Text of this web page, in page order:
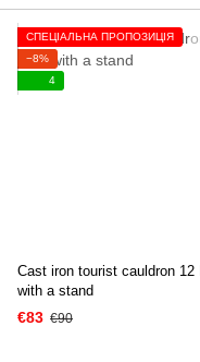
СПЕЦІАЛЬНА ПРОПОЗИЦІЯ
−8%
4
Cast iron tourist cauldron 12 L
with a stand
€83 €90